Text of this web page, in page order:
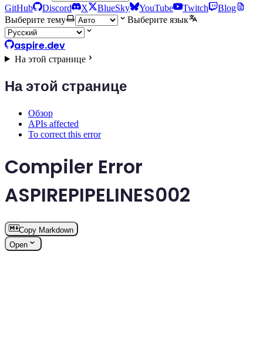
GitHub Discord X BlueSky YouTube Twitch
Blog
Выберите тему
Выберите язык
aspire.dev
На этой странице
На этой странице
Обзор
APIs affected
To correct this error
Compiler Error
ASPIREPIPELINES002
Copy Markdown
Open